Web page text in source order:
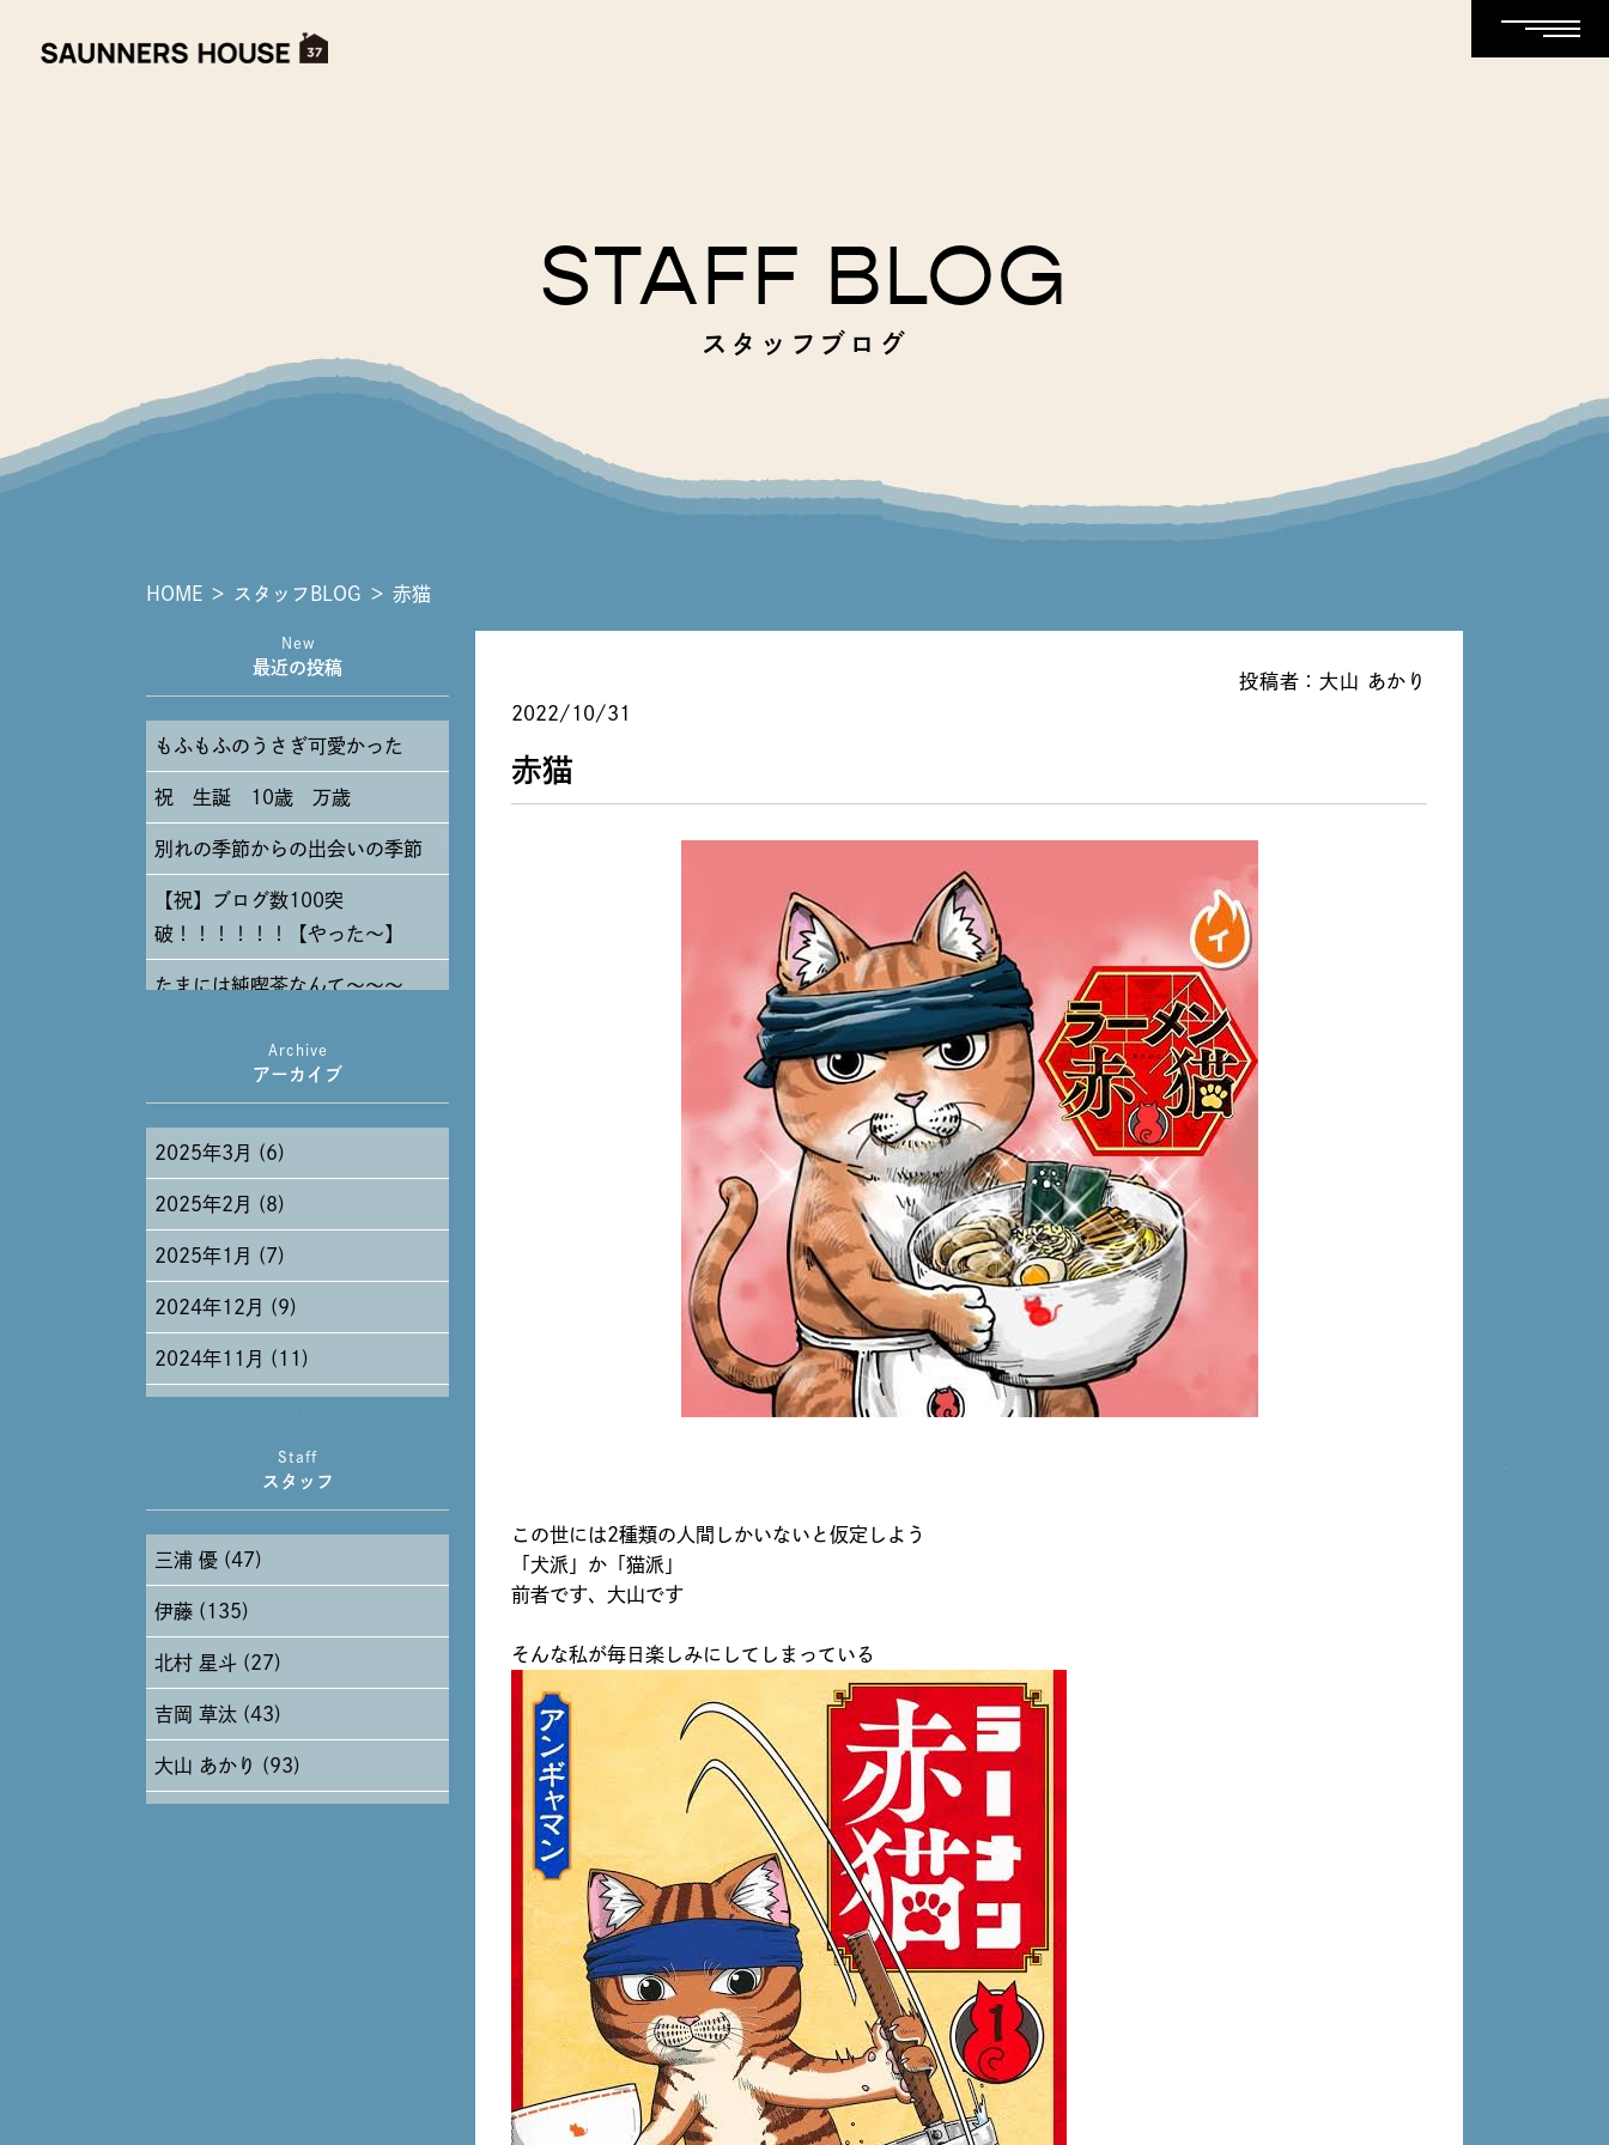
STAFF BLOG
スタッフブログ
HOME ＞ スタッフBLOG ＞ 赤猫
投稿者：大山 あかり
2022/10/31
赤猫
この世には2種類の人間しかいないと仮定しよう
「犬派」か「猫派」
前者です、大山です
そんな私が毎日楽しみにしてしまっている
New
最近の投稿
もふもふのうさぎ可愛かった
祝 生誕 10歳 万歳
別れの季節からの出会いの季節
【祝】ブログ数100突
破！！！！！！【やった～】
たまには純喫茶なんて～～～
Archive
アーカイブ
2025年3月 (6)
2025年2月 (8)
2025年1月 (7)
2024年12月 (9)
2024年11月 (11)
2024年9月 (11)
2024年8月 (11)
2024年7月 (11)
2024年6月 (12)
2024年5月 (19)
2024年4月 (17)
Staff
スタッフ
三浦 優 (47)
伊藤 (135)
北村 星斗 (27)
吉岡 草汰 (43)
大山 あかり (93)